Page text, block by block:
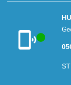
Klantenservice